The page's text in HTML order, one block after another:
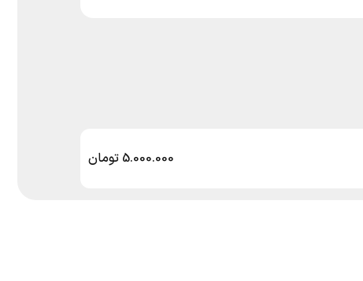
5.000.000 تومان